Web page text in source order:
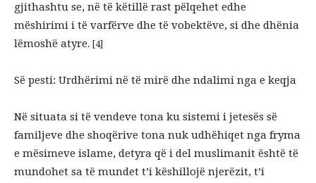
gjithashtu se, në të këtillë rast pëlqehet edhe
mëshirimi i të varfërve dhe të vobektëve, si dhe dhënia
lëmoshë atyre. [4]
Së pesti: Urdhërimi në të mirë dhe ndalimi nga e keqja
Në situata si të vendeve tona ku sistemi i jetesës së
familjeve dhe shoqërive tona nuk udhëhiqet nga fryma
e mësimeve islame, detyra që i del muslimanit është të
mundohet sa të mundet t’i këshillojë njerëzit, t’i